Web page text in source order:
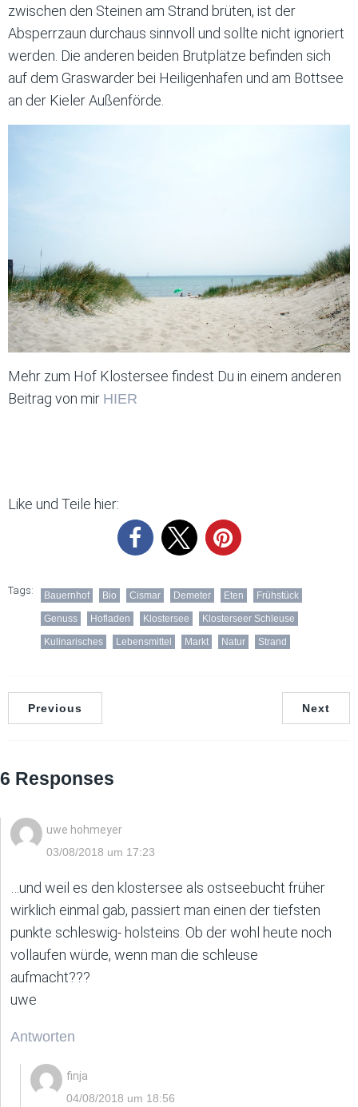
zwischen den Steinen am Strand brüten, ist der
Absperrzaun durchaus sinnvoll und sollte nicht ignoriert
werden. Die anderen beiden Brutplätze befinden sich
auf dem Graswarder bei Heiligenhafen und am Bottsee
an der Kieler Außenförde.
Mehr zum Hof Klostersee findest Du in einem anderen
Beitrag von mir HIER
Like und Teile hier:
Tags: Bauernhof Bio Cismar Demeter Eten Frühstück
Genuss Hofladen Klostersee Klosterseer Schleuse
Kulinarisches Lebensmittel Markt Natur Strand
Previous Next
6 Responses
uwe hohmeyer
03/08/2018 um 17:23
…und weil es den klostersee als ostseebucht früher
wirklich einmal gab, passiert man einen der tiefsten
punkte schleswig- holsteins. Ob der wohl heute noch
vollaufen würde, wenn man die schleuse
aufmacht???
uwe
Antworten
finja
04/08/2018 um 18:56